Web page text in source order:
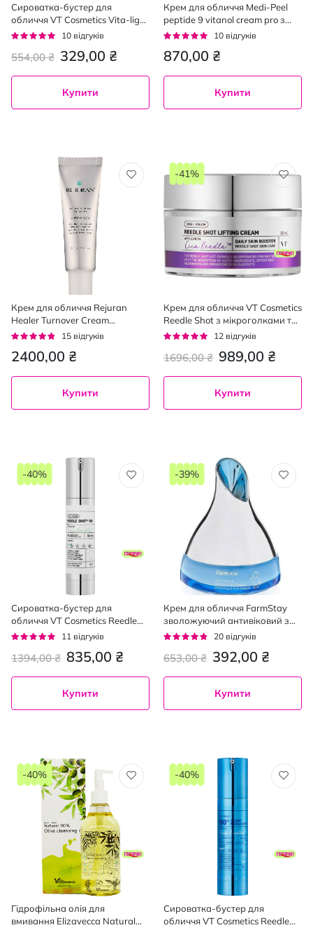
Сироватка-бустер для
обличчя VT Cosmetics Vita-light
Reedle Shot 100 нічна з
вітаміном С та мікроголками 2
мл x 10 шт.
Рейтинг:
10 відгуків
329,00 ₴
554,00 ₴
Купити
Крем для обличчя Medi-Peel
peptide 9 vitanol cream pro з
пептидами та вітанолом 50 мл
Рейтинг:
10 відгуків
870,00 ₴
Купити
Крем для обличчя Rejuran
Healer Turnover Cream
Enhanced відновлювальний 50
Рейтинг:
15 відгуків
2400,00 ₴
Купити
Крем для обличчя VT Cosmetics
Reedle Shot з мікроголками та
ефектом ліфтингу 50 мл
Рейтинг:
12 відгуків
989,00 ₴
1696,00 ₴
-41%
Купити
Сироватка-бустер для
обличчя VT Cosmetics Reedle
Shot 100 з мікроголками та
екстрактом центели 50 мл
Рейтинг:
11 відгуків
835,00 ₴
1394,00 ₴
-40%
Купити
Крем для обличчя FarmStay
зволожуючий антивіковий з
екстрактом морського коника
Рейтинг:
20 відгуків
392,00 ₴
653,00 ₴
-39%
Купити
Гідрофільна олія для
вмивання Elizavecca Natural
-40%
Сироватка-бустер для
обличчя VT Cosmetics Reedle
-40%